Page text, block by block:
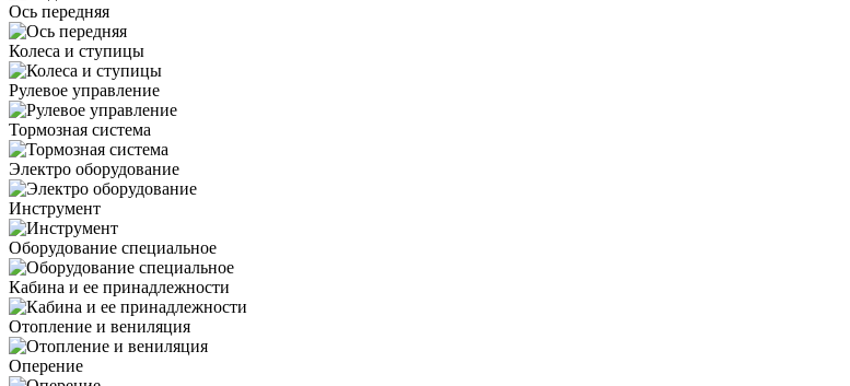
Ось передняя
Колеса и ступицы
Рулевое управление
Тормозная система
Электро оборудование
Инструмент
Оборудование специальное
Кабина и ее принадлежности
Отопление и вениляция
Оперение